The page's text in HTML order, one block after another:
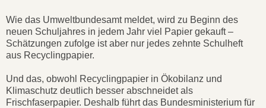
Wie das Umweltbundesamt meldet, wird zu Beginn des
neuen Schuljahres in jedem Jahr viel Papier gekauft –
Schätzungen zufolge ist aber nur jedes zehnte Schulheft
aus Recyclingpapier.
Und das, obwohl Recyclingpapier in Ökobilanz und
Klimaschutz deutlich besser abschneidet als
Frischfaserpapier. Deshalb führt das Bundesministerium für